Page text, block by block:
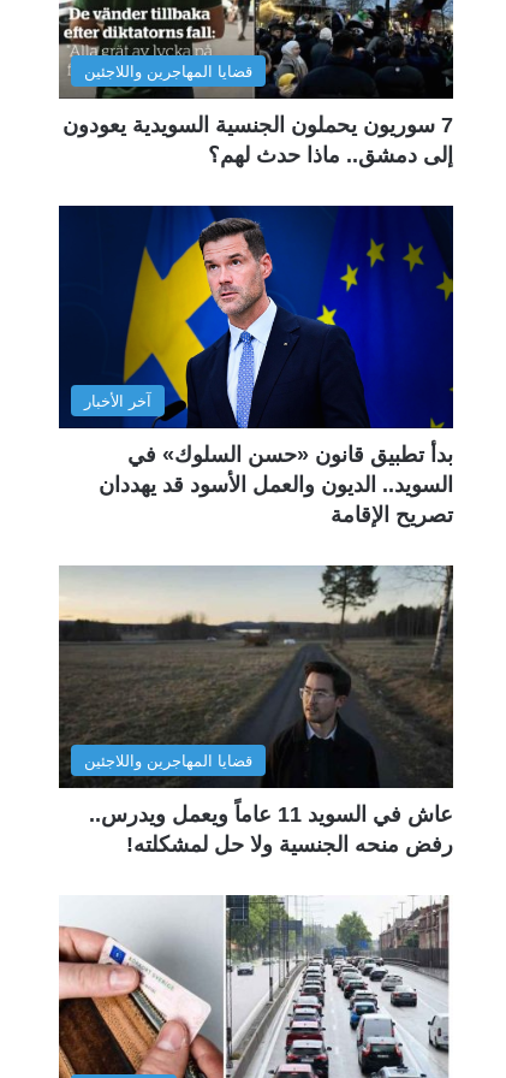
قضايا المهاجرين واللاجئين
7 سوريون يحملون الجنسية السويدية يعودون
إلى دمشق.. ماذا حدث لهم؟
آخر الأخبار
بدأ تطبيق قانون «حسن السلوك» في
السويد.. الديون والعمل الأسود قد يهددان
تصريح الإقامة
قضايا المهاجرين واللاجئين
عاش في السويد 11 عاماً ويعمل ويدرس..
رفض منحه الجنسية ولا حل لمشكلته!